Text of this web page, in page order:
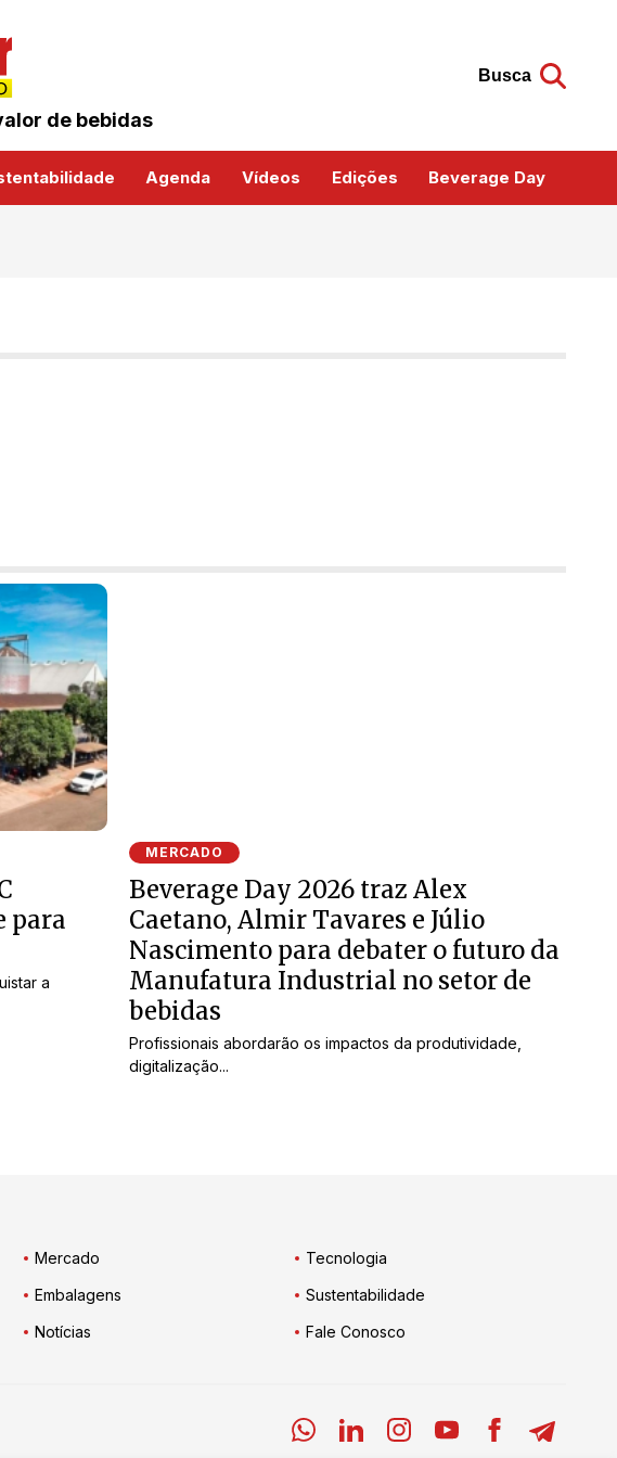
de bebidas
Busca
Agenda Vídeos Edições Beverage Day
para
a
MERCADO
Beverage Day 2026 traz Alex
Caetano, Almir Tavares e Júlio
Nascimento para debater o futuro da
Manufatura Industrial no setor de
bebidas
Profissionais abordarão os impactos da produtividade,
digitalização...
Mercado
Tecnologia
Embalagens
Sustentabilidade
Notícias Fale Conosco